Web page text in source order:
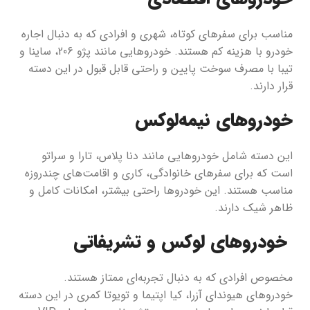
مناسب برای سفرهای کوتاه، شهری و افرادی که به دنبال اجاره
خودرو با هزینه کم هستند. خودروهایی مانند پژو 206، ساینا و
تیبا با مصرف سوخت پایین و راحتی قابل قبول در این دسته
قرار دارند.
خودروهای نیمه‌لوکس
این دسته شامل خودروهایی مانند دنا پلاس، تارا و سراتو
است که برای سفرهای خانوادگی، کاری و اقامت‌های چندروزه
مناسب هستند. این خودروها راحتی بیشتر، امکانات کامل و
ظاهر شیک دارند.
خودروهای لوکس و تشریفاتی
مخصوص افرادی که به دنبال تجربه‌ای ممتاز هستند.
خودروهای هیوندای آزرا، کیا اپتیما و تویوتا کمری در این دسته